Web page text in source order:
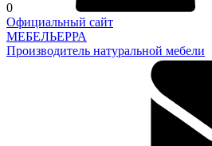
0
Официальный сайт
МЕБЕЛЬЕРРА
Производитель натуральной мебели